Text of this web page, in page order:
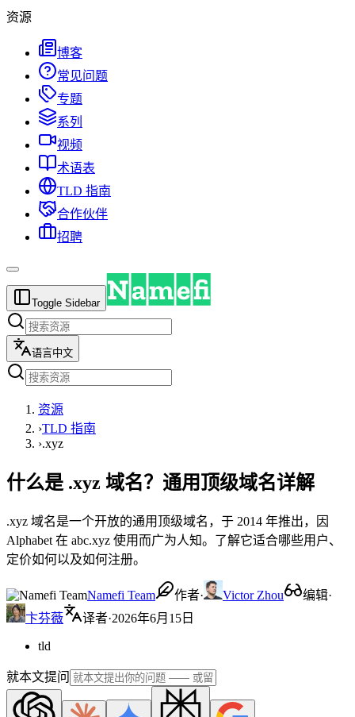
资源
博客
常见问题
专题
系列
视频
术语表
TLD 指南
合作伙伴
招聘
Toggle Sidebar
语言中文
资源
›TLD 指南
›.xyz
什么是 .xyz 域名？通用顶级域名详解
.xyz 域名是一个开放的通用顶级域名，于 2014 年推出，因
Alphabet 在 abc.xyz 使用而广为人知。了解它适合哪些用户、
定价如何以及如何注册。
Namefi Team 作者· Victor Zhou 编辑·
卞芬薇
译者·2026年6月15日
tld
就本文提问